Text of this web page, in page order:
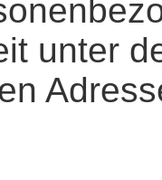
unter